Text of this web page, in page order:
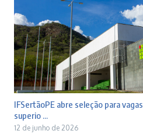
IFSertãoPE abre seleção para
superio ...
12 de junho de 2026